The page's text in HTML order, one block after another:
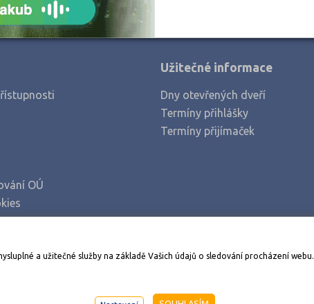
OÚ
Stáhněte si aplikaci Adresář škol
Užitečné informace
Dny otevřených dveří
Termíny přihlášky
Termíny přijímaček
AMOS KamPoMaturite.cz, s.r.o., stránky vytvořilo
a užitečné služby na základě Vašich údajů o sledování procházení webu.